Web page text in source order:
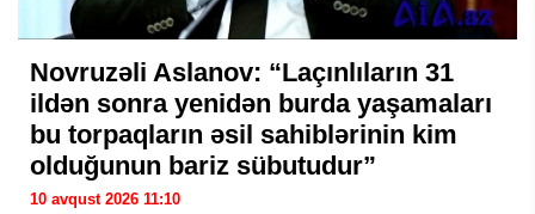
Novruzəli Aslanov: “Laçınlıların 31
ildən sonra yenidən burda yaşamaları
bu torpaqların əsil sahiblərinin kim
olduğunun bariz sübutudur”
10 avqust 2026 11:10